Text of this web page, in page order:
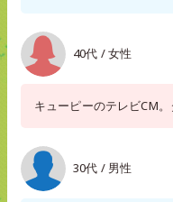
40代 / 女性
キューピーのテレビCM
30代 / 男性